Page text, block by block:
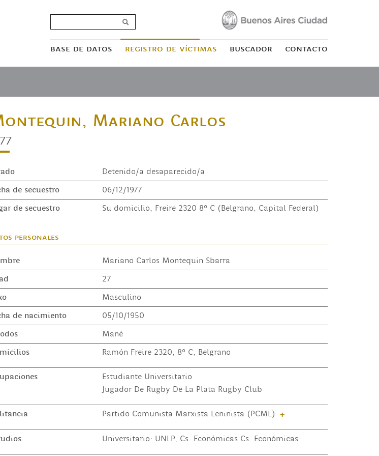
base de datos registro de víctimas buscador contacto
Mariano Carlos
Detenido/a desaparecido/a
de secuestro
06/12/1977
de secuestro
Su domicilio, Freire 2320 8º C (Belgrano, Capital Federal)
personales
Mariano Carlos Montequin Sbarra
27
Masculino
de nacimiento
05/10/1950
Mané
Ramón Freire 2320, 8º C, Belgrano
Estudiante Universitario
Jugador De Rugby De La Plata Rugby Club
Partido Comunista Marxista Leninista (PCML) +
Universitario: UNLP, Cs. Económicas Cs. Económicas